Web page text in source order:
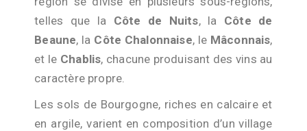
telles que la Côte de Nuits, la Côte de
Beaune, la Côte Chalonnaise, le Mâconnais,
et le Chablis, chacune produisant des vins au
caractère propre.
Les sols de Bourgogne, riches en calcaire et
en argile, varient en composition d’un village